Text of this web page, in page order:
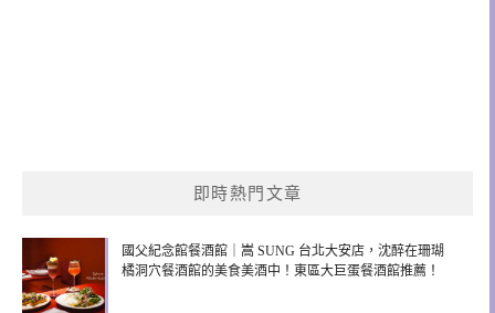
即時熱門文章
國父紀念館餐酒館｜嵩 SUNG 台北大安店，沈醉在珊瑚
橘洞穴餐酒館的美食美酒中！東區大巨蛋餐酒館推薦！